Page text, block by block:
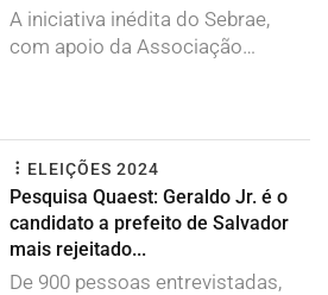
A iniciativa inédita do Sebrae,
com apoio da Associação
ELEIÇÕES 2024
Pesquisa Quaest: Geraldo Jr. é o
candidato a prefeito de Salvador
mais rejeitado...
De 900 pessoas entrevistadas,